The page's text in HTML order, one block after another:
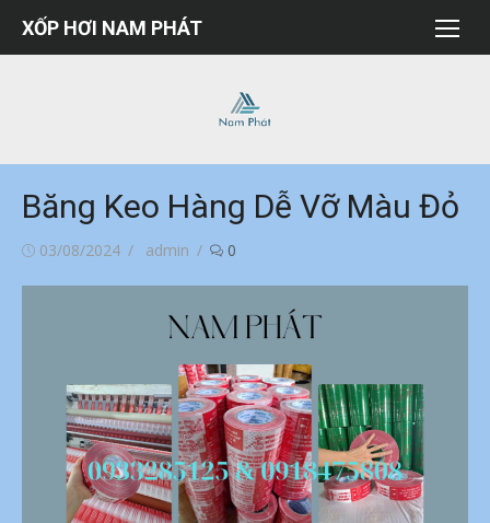
Chuyển
XỐP HƠI NAM PHÁT
Băng Keo Hàng Dễ Vỡ Màu Đỏ
Đăng03/08/2024
Tác
admin 0